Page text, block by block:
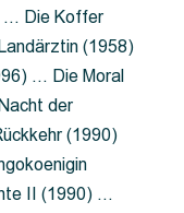
… Die Koffer
(1958)
… Die Moral
der
(1990)
II (1990) …